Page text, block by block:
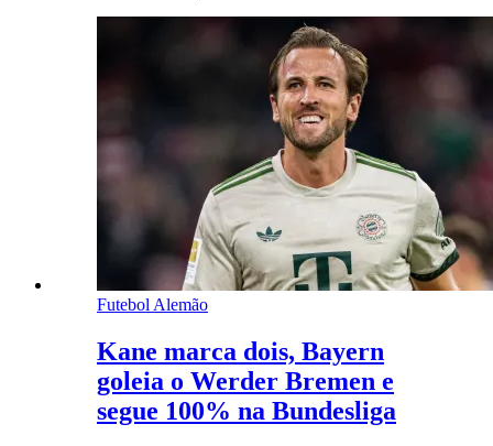
Futebol Alemão
Kane marca dois, Bayern
goleia o Werder Bremen e
segue 100% na Bundesliga